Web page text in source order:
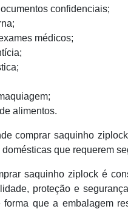
confidenciais;
médicos;
alimentos.
comprar saquinho
que requerem
saquinho ziplock é
proteção e
que a embalagem